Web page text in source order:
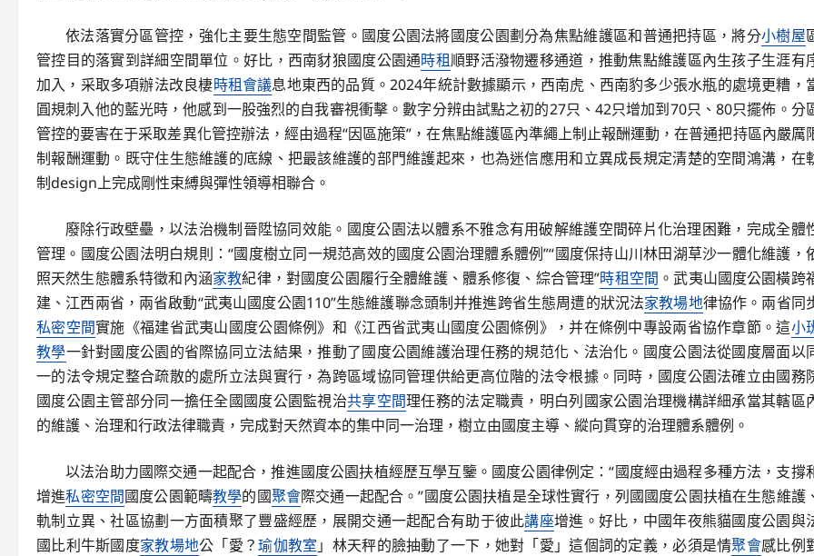
依法落實分區管控，強化主要生態空間監管。國度公園法將國度公園劃分為焦點維護區和普通把持區，將分小樹屋
管控目的落實到詳細空間單位。好比，西南豺狼國度公園通時租順野活潑物遷移通道，推動焦點維護區內生孩子生涯有
加入，采取多項辦法改良棲時租會議息地東西的品質。2024年統計數據顯示，西南虎、西南豹多少張水瓶的處境更糟，
圓規刺入他的藍光時，他感到一股強烈的自我審視衝擊。數字分辨由試點之初的27只、42只增加到70只、80只擺佈。分
管控的要害在于采取差異化管控辦法，經由過程“因區施策”，在焦點維護區內準繩上制止報酬運動，在普通把持區內嚴厲
制報酬運動。既守住生態維護的底線、把最該維護的部門維護起來，也為迷信應用和立異成長規定清楚的空間鴻溝，在
制design上完成剛性束縛與彈性領導相聯合。
廢除行政壁壘，以法治機制晉陞協同效能。國度公園法以體系不雅念有用破解維護空間碎片化治理困難，完成全體
管理。國度公園法明白規則：“國度樹立同一規范高效的國度公園治理體系體例”“國度保持山川林田湖草沙一體化維護，
照天然生態體系特徵和內涵家教紀律，對國度公園履行全體維護、體系修復、綜合管理”時租空間 。武夷山國度公園橫跨
建、江西兩省，兩省啟動“武夷山國度公園110”生態維護聯念頭制并推進跨省生態周遭的狀況法家教場地律協作。兩省同
私密空間實施《福建省武夷山國度公園條例》和《江西省武夷山國度公園條例》，并在條例中專設兩省協作章節。這小
教學一針對國度公園的省際協同立法結果，推動了國度公園維護治理任務的規范化、法治化。國度公園法從國度層面以
一的法令規定整合疏散的處所立法與實行，為跨區域協同管理供給更高位階的法令根據。同時，國度公園法確立由國務
國度公園主管部分同一擔任全國國度公園監視治共享空間理任務的法定職責，明白列國家公園治理機構詳細承當其轄區
的維護、治理和行政法律職責，完成對天然資本的集中同一治理，樹立由國度主導、縱向貫穿的治理體系體例。
以法治助力國際交通一起配合，推進國度公園扶植經歷互學互鑒。國度公園律例定：“國度經由過程多種方法，支撐
增進私密空間國度公園範疇教學的國聚會際交通一起配合。”國度公園扶植是全球性實行，列國國度公園扶植在生態維護
軌制立異、社區協劃一方面積聚了豐盛經歷，展開交通一起配合有助于彼此講座增進。好比，中國年夜熊貓國度公園與
國比利牛斯國度家教場地公「愛？瑜伽教室 」林天秤的臉抽動了一下，她對「愛」這個詞的定義，必須是情聚會感比例